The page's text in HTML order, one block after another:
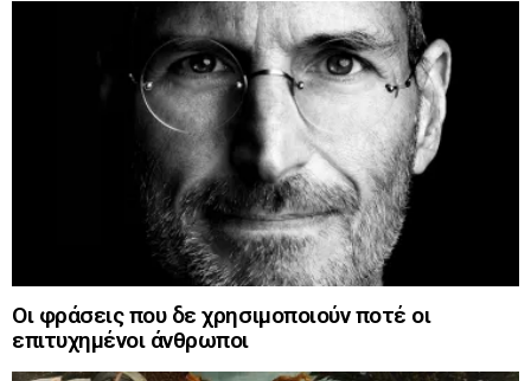
Οι φράσεις που δε χρησιμοποιούν ποτέ οι
επιτυχημένοι άνθρωποι